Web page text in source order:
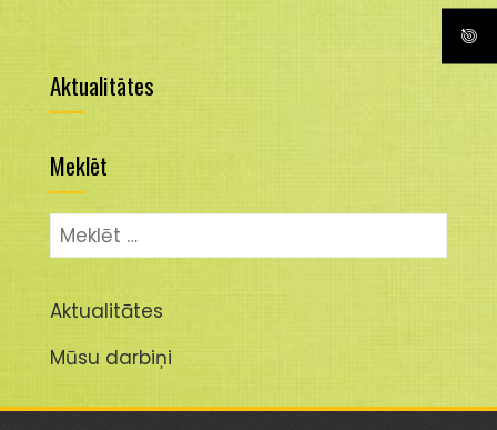
Aktualitātes
Meklēt
Meklēt:
Aktualitātes
Mūsu darbiņi